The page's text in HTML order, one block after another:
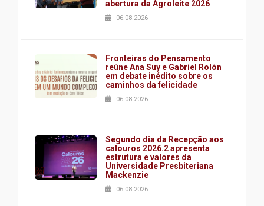
abertura da Agroleite 2026
06.08.2026
Fronteiras do Pensamento
reúne Ana Suy e Gabriel Rolón
em debate inédito sobre os
caminhos da felicidade
06.08.2026
Segundo dia da Recepção aos
calouros 2026.2 apresenta
estrutura e valores da
Universidade Presbiteriana
Mackenzie
06.08.2026